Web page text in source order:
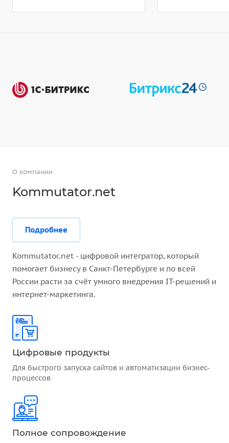
О компании
Kommutator.net
Подробнее
Kommutator.net - цифровой интегратор, который
помогает бизнесу в Санкт-Петербурге и по всей
России расти за счёт умного внедрения IT-решений и
интернет-маркетинга.
Цифровые продукты
Для быстрого запуска сайтов и автоматизации бизнес-
процессов
Полное сопровождение